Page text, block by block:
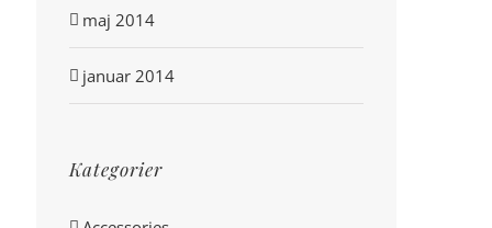
maj 2014
januar 2014
Kategorier